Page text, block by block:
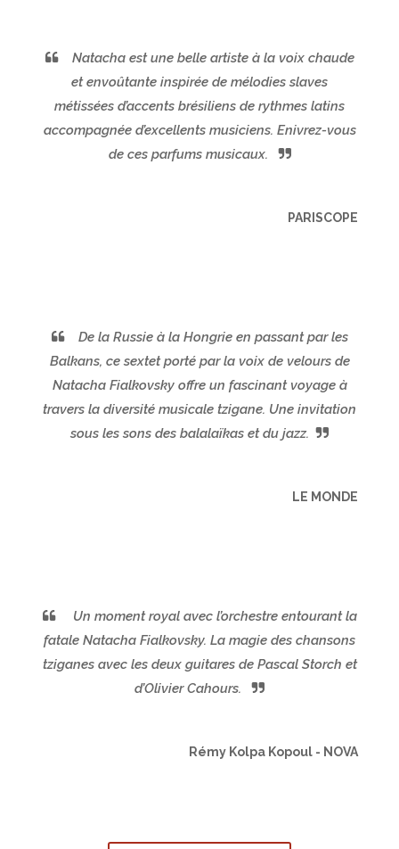
Natacha est une belle artiste à la voix chaude
et envoûtante inspirée de mélodies slaves
métissées d’accents brésiliens de rythmes latins
accompagnée d’excellents musiciens. Enivrez-vous
de ces parfums musicaux.
PARISCOPE
De la Russie à la Hongrie en passant par les
Balkans, ce sextet porté par la voix de velours de
Natacha Fialkovsky offre un fascinant voyage à
travers la diversité musicale tzigane. Une invitation
sous les sons des balalaïkas et du jazz.
LE MONDE
Un moment royal avec l’orchestre entourant la
fatale Natacha Fialkovsky. La magie des chansons
tziganes avec les deux guitares de Pascal Storch et
d’Olivier Cahours.
Rémy Kolpa Kopoul - NOVA